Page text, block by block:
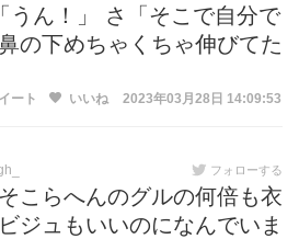
うん！」 さ「そこで自分で
の下めちゃくちゃ伸びてた
ート いいね 2023年03月28日 14:09:53
フォローする
こらへんのグルの何倍も衣
ジュもいいのになんでいま